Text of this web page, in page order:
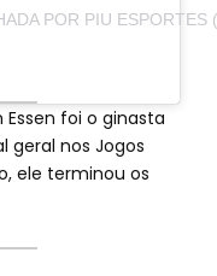
POR PIU ESPORTES
foi o ginasta
geral nos Jogos
ele terminou os